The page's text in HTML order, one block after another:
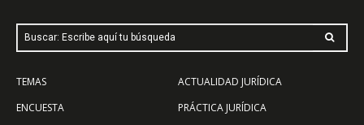
Buscar: Escribe aquí tu búsqueda
TEMAS
ENCUESTA
ACTUALIDAD JURÍDICA
PRÁCTICA JURÍDICA